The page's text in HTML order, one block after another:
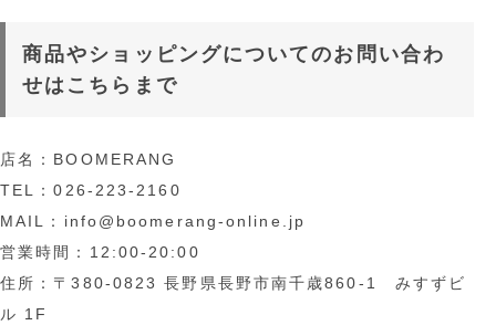
商品やショッピングについてのお問い合わ
せはこちらまで
店名：BOOMERANG
TEL：026-223-2160
MAIL：info@boomerang-online.jp
営業時間：12:00-20:00
住所：〒380-0823 長野県長野市南千歳860-1 みすずビ
ル 1F